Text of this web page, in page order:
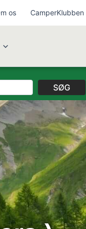
os CamperKlubben
SØG